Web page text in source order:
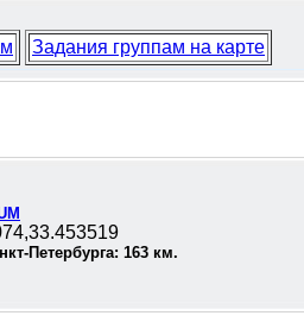
Задания группам на карте
Петербурга: 163 км.